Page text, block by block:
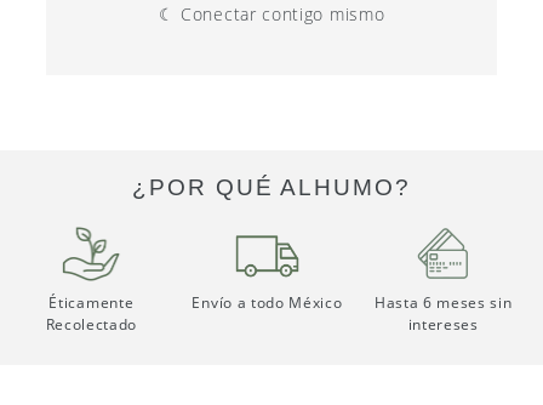
☾ Conectar contigo mismo
¿POR QUÉ ALHUMO?
Éticamente
Recolectado
Envío a todo México
Hasta 6 meses sin
intereses